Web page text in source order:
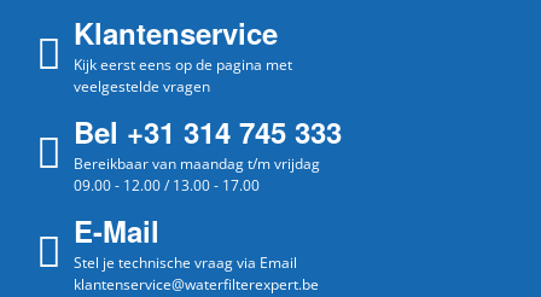
Klantenservice
Kijk eerst eens op de pagina met
veelgestelde vragen
Bel +31 314 745 333
Bereikbaar van maandag t/m vrijdag
09.00 - 12.00 / 13.00 - 17.00
E-Mail
Stel je technische vraag via Email
klantenservice@waterfilterexpert.be